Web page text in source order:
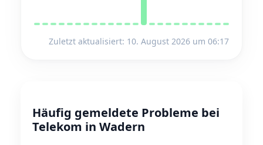
Zuletzt aktualisiert: 10. August 2026 um 06:17
Häufig gemeldete Probleme bei
Telekom in Wadern